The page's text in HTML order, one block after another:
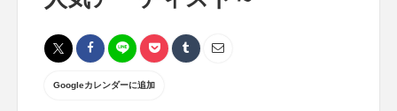
Googleカレンダーに追加